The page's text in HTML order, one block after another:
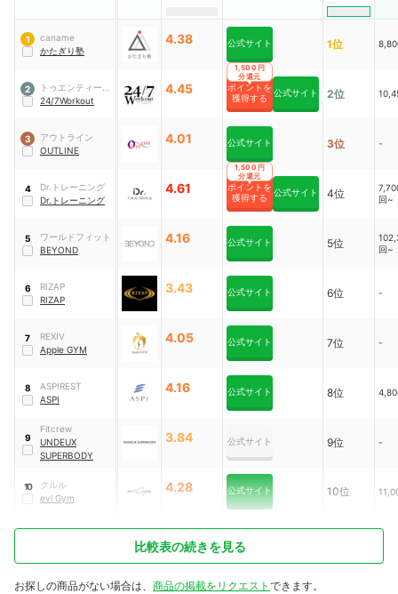
1
caname
かたぎり塾
4.38 公式サイト 1位
2
トゥエンティーフ
ォーセブンホール
24/7Workout
4.45
ポイントを
獲得する
1,500円
分還元
公式サイト 2位
3
アウトライン
OUTLINE
4.01 公式サイト 3位 -
4
Dr.トレーニング
Dr.トレーニング
4.61
ポイントを
獲得する
1,500円
分還元
公式サイト 4位
回~
5
ワールドフィット
BEYOND
4.16 公式サイト 5位
回~
6
RIZAP
RIZAP
3.43 公式サイト 6位 -
7
REXIV
Apple GYM
4.05 公式サイト 7位 -
8
ASPIREST
ASPI
4.16 公式サイト 8位
9
Fitcrew
UNDEUX
SUPERBODY
3.84 公式サイト 9位 -
10
クルル
evi Gym
4.28 公式サイト 10位
比較表の続きを見る
お探しの商品がない場合は、 商品の掲載をリクエスト できます。